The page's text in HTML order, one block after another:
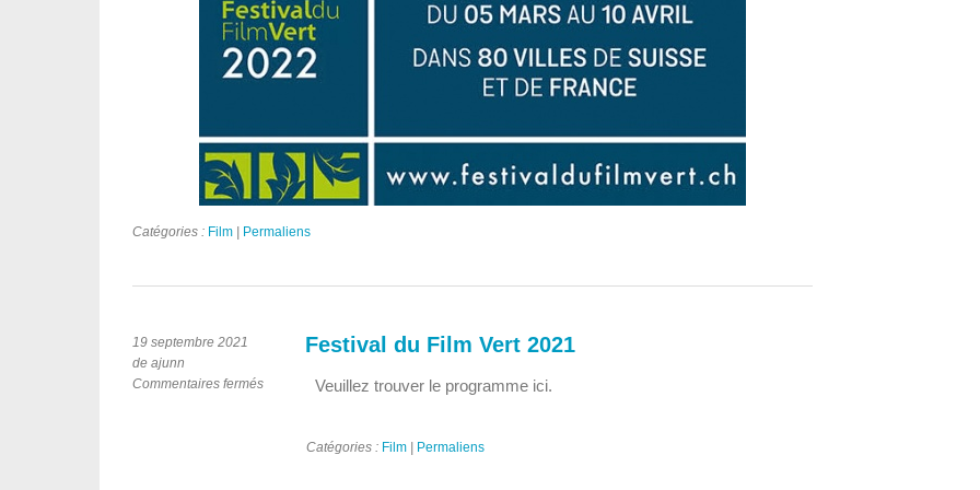
Catégories : Film Permaliens
19 septembre 2021
de ajunn
Commentaires ferméssur
Festival du Film Vert 2021
Veuillez trouver le programme ici.
Catégories : Film| Permaliens